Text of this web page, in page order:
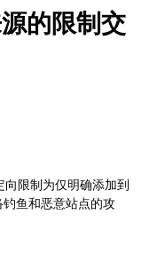
的限制交
限制为仅明确添加到
鱼和恶意站点的攻